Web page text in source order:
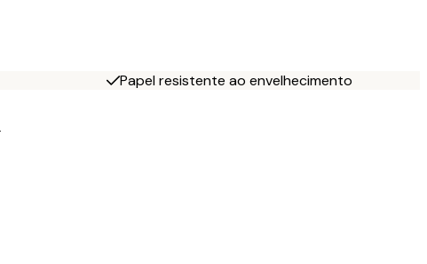
Papel resistente ao envelhecimento